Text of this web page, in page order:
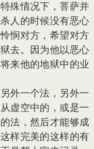
殊情况下，菩萨并
人的时候没有恶心
悯对方，希望对方
去。因为他以恶心
来他的地狱中的业
外一个法，另外一
虚空中的，或是一
法，然后才能够成
样完美的这样的有